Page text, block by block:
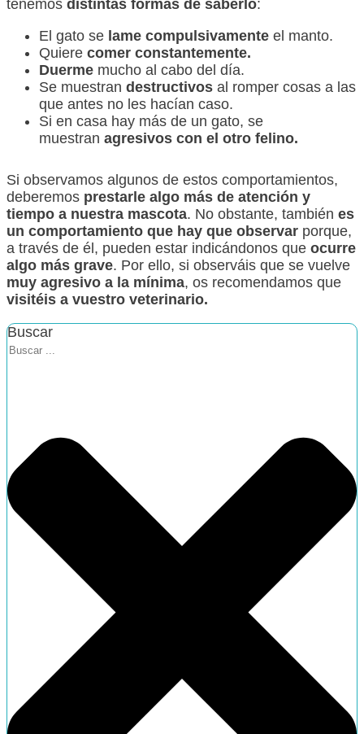
tenemos distintas formas de saberlo:
El gato se lame compulsivamente el manto.
Quiere comer constantemente.
Duerme mucho al cabo del día.
Se muestran destructivos al romper cosas a las
que antes no les hacían caso.
Si en casa hay más de un gato, se
muestran agresivos con el otro felino.
Si observamos algunos de estos comportamientos,
deberemos prestarle algo más de atención y
tiempo a nuestra mascota. No obstante, también es
un comportamiento que hay que observar porque,
a través de él, pueden estar indicándonos que ocurre
algo más grave. Por ello, si observáis que se vuelve
muy agresivo a la mínima, os recomendamos que
visitéis a vuestro veterinario.
Buscar